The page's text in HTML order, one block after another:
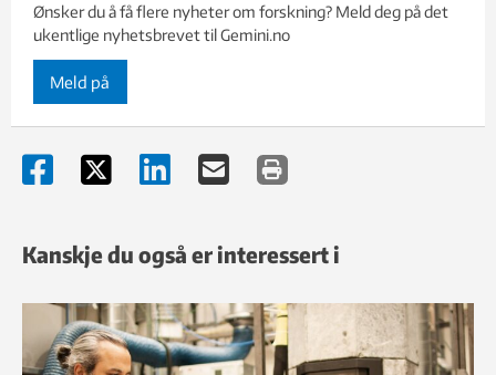
Ønsker du å få flere nyheter om forskning? Meld deg på det
ukentlige nyhetsbrevet til Gemini.no
Meld på
Kanskje du også er interessert i